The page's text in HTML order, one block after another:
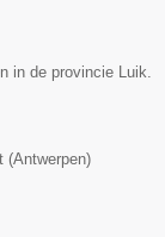
in de provincie Luik.
(Antwerpen)